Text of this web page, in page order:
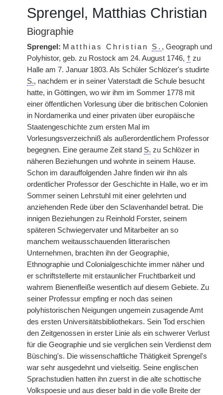
Sprengel, Matthias Christian
Biographie
Sprengel: Matthias Christian S. , Geograph und
Polyhistor, geb. zu Rostock am 24. August 1746, † zu
Halle am 7. Januar 1803. Als Schüler Schlözer's studirte
S., nachdem er in seiner Vaterstadt die Schule besucht
hatte, in Göttingen, wo wir ihm im Sommer 1778 mit
einer öffentlichen Vorlesung über die britischen Colonien
in Nordamerika und einer privaten über europäische
Staatengeschichte zum ersten Mal im
Vorlesungsverzeichniß als außerordentlichem Professor
begegnen. Eine geraume Zeit stand S. zu Schlözer in
näheren Beziehungen und wohnte in seinem Hause.
Schon im darauffolgenden Jahre finden wir ihn als
ordentlicher Professor der Geschichte in Halle, wo er im
Sommer seinen Lehrstuhl mit einer gelehrten und
anziehenden Rede über den Sclavenhandel betrat. Die
innigen Beziehungen zu Reinhold Forster, seinem
späteren Schwiegervater und Mitarbeiter an so
manchem weitausschauenden litterarischen
Unternehmen, brachten ihn der Geographie,
Ethnographie und Colonialgeschichte immer näher und
er schriftstellerte mit erstaunlicher Fruchtbarkeit und
wahrem Bienenfleiße wesentlich auf diesem Gebiete. Zu
seiner Professur empfing er noch das seinen
polyhistorischen Neigungen ungemein zusagende Amt
des ersten Universitätsbibliothekars. Sein Tod erschien
den Zeitgenossen in erster Linie als ein schwerer Verlust
für die Geographie und sie verglichen sein Verdienst dem
Büsching's. Die wissenschaftliche Thätigkeit Sprengel's
war sehr ausgedehnt und vielseitig. Seine englischen
Sprachstudien hatten ihn zuerst in die alte schottische
Volkspoesie und aus dieser bald in die volle Breite der